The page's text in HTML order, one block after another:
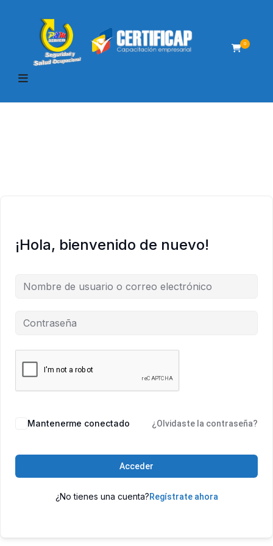
0
¡Hola, bienvenido de nuevo!
Mantenerme conectado ¿Olvidaste la contraseña?
Acceder
¿No tienes una cuenta?Regístrate ahora